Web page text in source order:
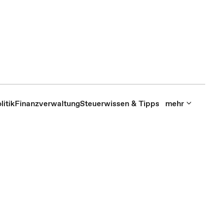
FinanzverwaltungSteuerwissen & Tipps mehr